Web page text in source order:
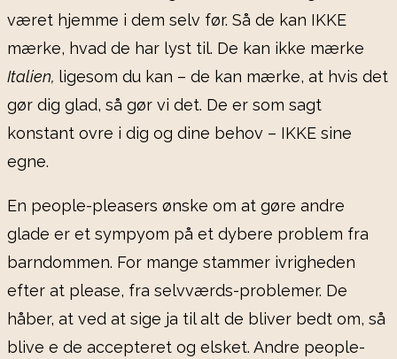
været hjemme i dem selv før. Så de kan IKKE
mærke, hvad de har lyst til. De kan ikke mærke
Italien, ligesom du kan – de kan mærke, at hvis det
gør dig glad, så gør vi det. De er som sagt
konstant ovre i dig og dine behov – IKKE sine
egne.
En people-pleasers ønske om at gøre andre
glade er et sympyom på et dybere problem fra
barndommen. For mange stammer ivrigheden
efter at please, fra selvværds-problemer. De
håber, at ved at sige ja til alt de bliver bedt om, så
blive e de accepteret og elsket. Andre people-